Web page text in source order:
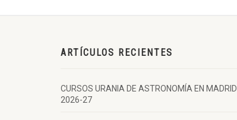
ARTÍCULOS RECIENTES
CURSOS URANIA DE ASTRONOMÍA EN MADRID
2026-27